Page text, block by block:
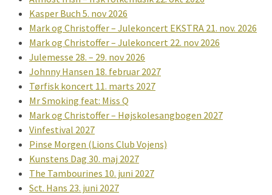
Kasper Buch 5. nov 2026
Mark og Christoffer – Julekoncert EKSTRA 21. nov. 2026
Mark og Christoffer – Julekoncert 22. nov 2026
Julemesse 28. – 29. nov 2026
Johnny Hansen 18. februar 2027
Tørfisk koncert 11. marts 2027
Mr Smoking feat: Miss Q
Mark og Christoffer – Højskolesangbogen 2027
Vinfestival 2027
Pinse Morgen (Lions Club Vojens)
Kunstens Dag 30. maj 2027
The Tambourines 10. juni 2027
Sct. Hans 23. juni 2027